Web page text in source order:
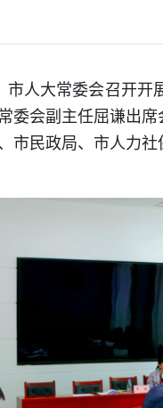
市人大常委会召开开
委会副主任屈谦出席
市民政局、市人力